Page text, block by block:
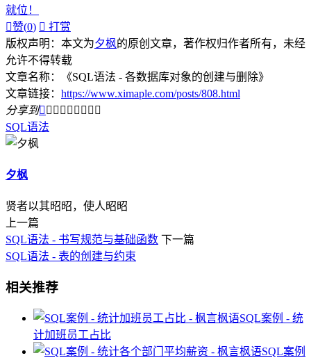
就位！
赞(0)  打赏
版权声明：本文为夕枫的原创文章，著作权归作者所有，未经
允许不得转载
文章名称：《SQL语法 - 各数据库对象的创建与删除》
文章链接： https://www.ximaple.com/posts/808.html
分享到        
SQL语法
夕枫
贤者以其昭昭，使人昭昭
上一篇
SQL语法 - 书写规范与基础函数 下一篇
SQL语法 - 表的创建与约束
相关推荐
SQL案例 - 统
计加班员工占比
SQL案例